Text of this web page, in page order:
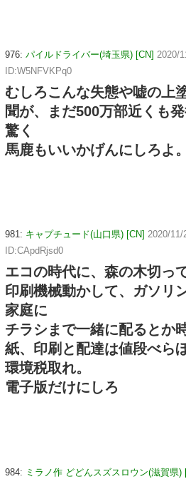
976: パイルドライバー(埼玉県) [CN] 2020/
ID:W5NFVKPq0
むしろこんな失態や嘘の上
聞が、まだ500万部近くも
驚く
馬鹿もいいかげんにしろよ。
981: キャプチュード(山口県) [CN] 2020/11/
ID:CApdRjsd0
エコの時代に、森の木切っ
印刷機械動かして、ガソリ
家庭に
チラシまで一緒に配るとか
紙、印刷と配達は値段べら
環境税取れ。
電子版だけにしろ
984: ミラノ作 どどんスズスロウン(滋賀県)